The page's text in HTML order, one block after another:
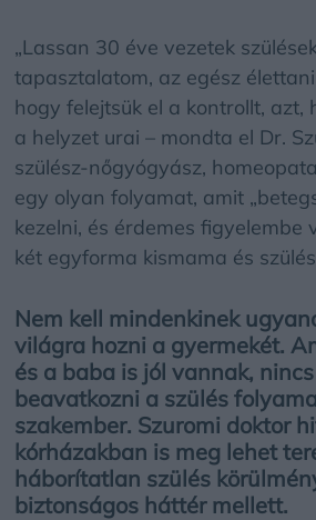
„Lassan 30 éve vezetek
tapasztalatom, az egész
hogy felejtsük el a kontrollt, azt,
a helyzet urai – mondta el Dr.
szülész-nőgyógyász,
egy olyan folyamat, amit
kezelni, és érdemes figyelembe
két egyforma kismama és
Nem kell mindenkinek
világra hozni a gyermekét.
és a baba is jól vannak,
beavatkozni a szülés
szakember. Szuromi doktor
kórházakban is meg lehet
háborítatlan szülés
biztonságos háttér mellett.